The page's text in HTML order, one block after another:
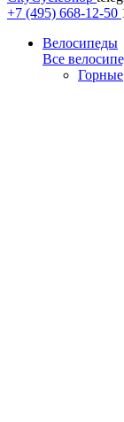
+7 (495) 668-12-50
Велосипеды
Все
Горные